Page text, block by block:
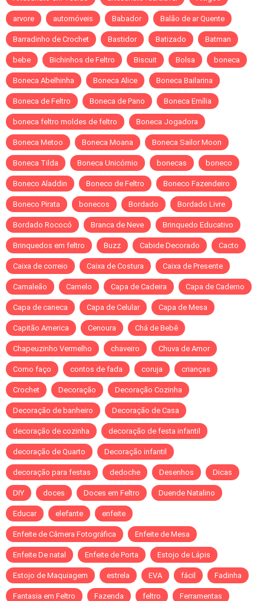
arvore automóveis Babador Balão de ar Quente
Barradinho de Crochet Bastidor Batizado Batman
bebe Bichinhos de Feltro Biscuit Bolsa boneca
Boneca Abelhinha Boneca Alice Boneca Bailarina
Boneca de Feltro Boneca de Pano Boneca Emília
boneca feltro moldes de feltro Boneca Jogadora
Boneca Metoo Boneca Moana Boneca Sailor Moon
Boneca Tilda Boneca Unicórnio bonecas boneco
Boneco Aladdin Boneco de Feltro Boneco Fazendeiro
Boneco Pirata bonecos Bordado Bordado Livre
Bordado Rococó Branca de Neve Brinquedo Educativo
Brinquedos em feltro Buzz Cabide Decorado Cacto
Caixa de correio Caixa de Costura Caixa de Presente
Camaleão Camelo Capa de Cadeira Capa de Caderno
Capa de caneca Capa de Celular Capa de Mesa
Capitão America Cenoura Chá de Bebê
Chapeuzinho Vermelho chaveiro Chuva de Amor
Como faço contos de fada coruja crianças
Crochet Decoração Decoração Cozinha
Decoração de banheiro Decoração de Casa
decoração de cozinha decoração de festa infantil
decoração de Quarto Decoração infantil
decoração para festas dedoche Desenhos Dicas
DIY doces Doces em Feltro Duende Natalino
Educar elefante enfeite
Enfeite de Câmera Fotográfica Enfeite de Mesa
Enfeite De natal Enfeite de Porta Estojo de Lápis
Estojo de Maquiagem estrela EVA fácil Fadinha
Fantasia em Feltro Fazenda feltro Ferramentas